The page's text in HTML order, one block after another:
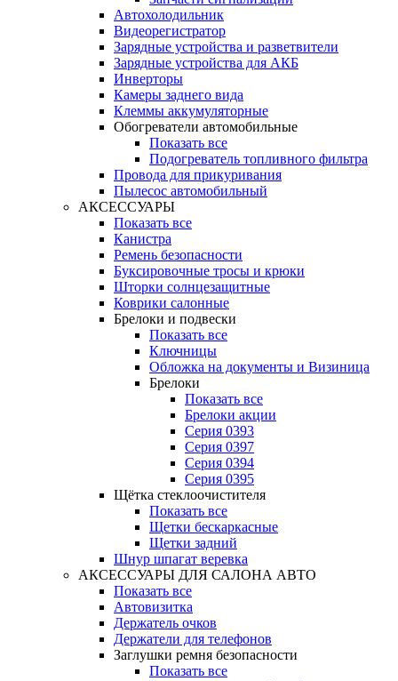
Автохолодильник
Видеорегистратор
Зарядные устройства и разветвители
Зарядные устройства для АКБ
Инверторы
Камеры заднего вида
Клеммы аккумуляторные
Обогреватели автомобильные
Показать все
Подогреватель топливного фильтра
Провода для прикуривания
Пылесос автомобильный
АКСЕССУАРЫ
Показать все
Канистра
Ремень безопасности
Буксировочные тросы и крюки
Шторки солнцезащитные
Коврики салонные
Брелоки и подвески
Показать все
Ключницы
Обложка на документы и Визиница
Брелоки
Показать все
Брелоки акции
Серия 0393
Серия 0397
Серия 0394
Серия 0395
Щётка стеклоочистителя
Показать все
Щетки бескаркасные
Щетки задний
Шнур шпагат веревка
АКСЕССУАРЫ ДЛЯ САЛОНА АВТО
Показать все
Автовизитка
Держатель очков
Держатели для телефонов
Заглушки ремня безопасности
Показать все